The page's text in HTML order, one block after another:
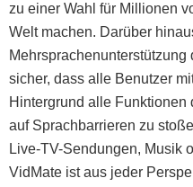
zu einer Wahl für Millionen
Welt machen. Darüber
sicher, dass alle Benutzer
Hintergrund alle Funktionen
auf Sprachbarrieren zu
Live-TV-Sendungen, Musik
VidMate ist aus jeder